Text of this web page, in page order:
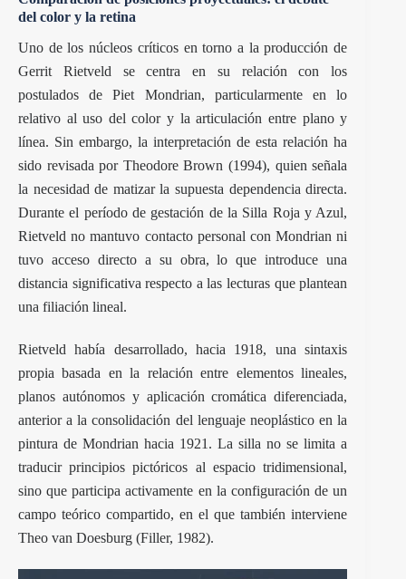
del color y la retina
Uno de los núcleos críticos en torno a la producción de
Gerrit Rietveld se centra en su relación con los
postulados de Piet Mondrian, particularmente en lo
relativo al uso del color y la articulación entre plano y
línea. Sin embargo, la interpretación de esta relación ha
sido revisada por Theodore Brown (1994), quien señala
la necesidad de matizar la supuesta dependencia directa.
Durante el período de gestación de la Silla Roja y Azul,
Rietveld no mantuvo contacto personal con Mondrian ni
tuvo acceso directo a su obra, lo que introduce una
distancia significativa respecto a las lecturas que plantean
una filiación lineal.
Rietveld había desarrollado, hacia 1918, una sintaxis
propia basada en la relación entre elementos lineales,
planos autónomos y aplicación cromática diferenciada,
anterior a la consolidación del lenguaje neoplástico en la
pintura de Mondrian hacia 1921. La silla no se limita a
traducir principios pictóricos al espacio tridimensional,
sino que participa activamente en la configuración de un
campo teórico compartido, en el que también interviene
Theo van Doesburg (Filler, 1982).